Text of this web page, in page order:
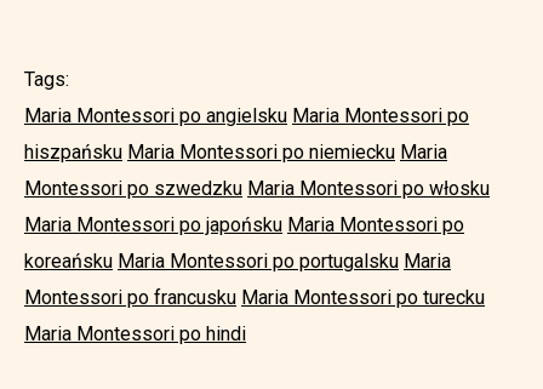
Tags:
Maria Montessori po angielsku Maria Montessori po
hiszpańsku Maria Montessori po niemiecku Maria
Montessori po szwedzku Maria Montessori po włosku
Maria Montessori po japońsku Maria Montessori po
koreańsku Maria Montessori po portugalsku Maria
Montessori po francusku Maria Montessori po turecku
Maria Montessori po hindi